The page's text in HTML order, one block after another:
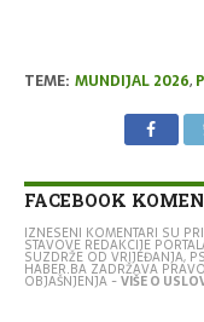
TEME: MUNDIJAL 2026,
FACEBOOK
IZNESENI KOMENTARI SU
STAVOVE REDAKCIJE
SUZDRŽE OD VRIJEĐANJA,
HABER.BA ZADRŽAVA
OBJAŠNJENJA -VIŠE O